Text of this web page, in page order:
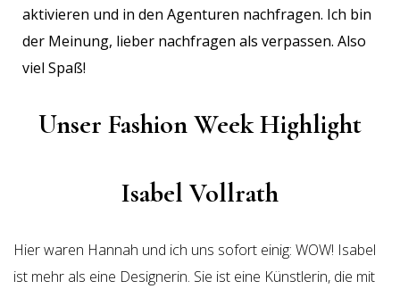
aktivieren und in den Agenturen nachfragen. Ich bin
der Meinung, lieber nachfragen als verpassen. Also
viel Spaß!
Unser Fashion Week Highlight
Isabel Vollrath
Hier waren Hannah und ich uns sofort einig: WOW! Isabel
ist mehr als eine Designerin. Sie ist eine Künstlerin, die mit